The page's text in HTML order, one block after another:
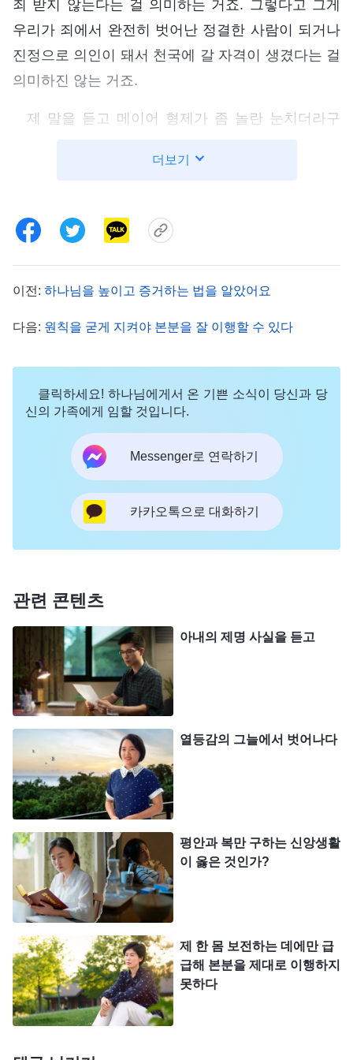
죄 받지 않는다는 걸 의미하는 거죠. 그렇다고 그게
우리가 죄에서 완전히 벗어난 정결한 사람이 되거나
진정으로 의인이 돼서 천국에 갈 자격이 생겼다는 걸
의미하진 않는 거죠.
제 말을 듣고 메이어 형제가 좀 놀란 눈치더라구
주님께 죄인으로 보이지 않는 것일 뿐이지, 그게 천
것인 줄 몰랐다면서, 자기 목사님은 그런 얘기를 한
적이 없다고 하더라구요. 그래서 바로
님말씀을 읽어줬어요. 이 말씀이었어요. 『예수가
당시에 행한 사역은 전 인류를 속량하는 것이었다.
그를 믿는 자는 죄 사함을 받았다. 그를 믿기만 하면
에서 벗어났다. 이것이 바로 구원을 얻은 것이고, 믿
음으로 의롭다 칭함 받은 것이었다. 하지만 믿는 자
에게는 거역하고 대적하는 것들이 여전히 남아 있는
데, 이것은 조금씩 벗어 버려야 한다. 구원을 얻었다
함은 사람이 예수에게 온전히 얻어졌다는 것이 아니
라 죄에 속하지 않고 죄 사함 받았다는 것을 뜻한다.
그를 믿기만 하면 영원히 죄에 속하지 않게 된다.
(＜말씀ㆍ1권 하나님의 현현과 사역ㆍ사역 이상 1＞ 중에
나님이 사람의 과오를 문제 삼지 않고 사람을 과오에
따라 대하지 않는다는 것을 의미할 뿐이다. 하지만
사람이 육으로 살며 죄를 떨쳐 버리지 못하면 계속
죄를 짓고 사탄의 패괴 성품을 드러낼 수밖에 없다.
이것이 바로 끊임없이 죄를 짓고 끊임없이 사함을 받
에는 죄를 자복한다. 이러면 속죄 제물이 사람에게
영원히 유효할지라도 사람을 죄악에서 구원할 수는
없다. 이는 구원 사역을 반만 완성한 것에 불과하다.
사람에게 여전히 패괴 성품이 남아 있기 때문이다.
… 사람의 죄는 발견하기가 쉽지 않다. 사람에게 깊
이 뿌리박혀 있는 본성을 사람은 스스로 발견하지 못
한다. 그러므로 반드시 말씀의 심판을 통해 성과를
얻어야 한다. 그래야만 사람이 그때부터 차츰 변화될
수 있다.』
(＜말씀ㆍ1권 하나님의 현현과 사역ㆍ성육신
의 비밀 4＞ 중에서), 『너는 예수가 말세에 강림한다는
것만 안다. 그는 도대체 어떻게 강림하겠느냐? 너희
처럼 이제 막 속량되어 변화의 과정과 하나님에 의해
더보기
이전: 하나님을 높이고 증거하는 법을 알았어요
다음: 원칙을 굳게 지켜야 본분을 잘 이행할 수 있다
클릭하세요! 하나님에게서 온 기쁜 소식이 당신과 당
신의 가족에게 임할 것입니다.
Messenger로 연락하기
카카오톡으로 대화하기
관련 콘텐츠
아내의 제명 사실을 듣고
열등감의 그늘에서 벗어나다
평안과 복만 구하는 신앙생활
이 옳은 것인가?
제 한 몸 보전하는 데에만 급
급해 본분을 제대로 이행하지
못하다